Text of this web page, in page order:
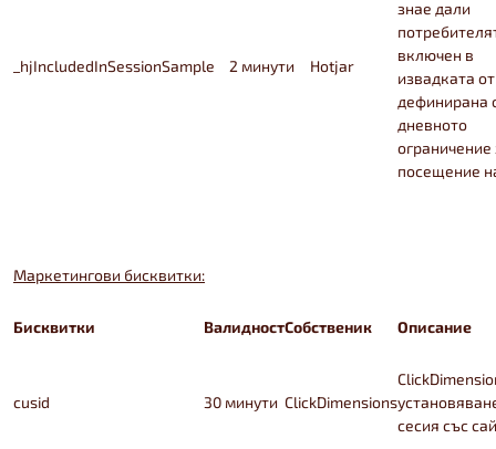
_hjIncludedInSessionSample 2 минути Hotjar
знае дали
включен в
извадката
дефинирана
дневното
ограничение
посещение
Маркетингови бисквитки:
Бисквитки ВалидностСобственик Описание
cusid 30 минути ClickDimensions
сесия със